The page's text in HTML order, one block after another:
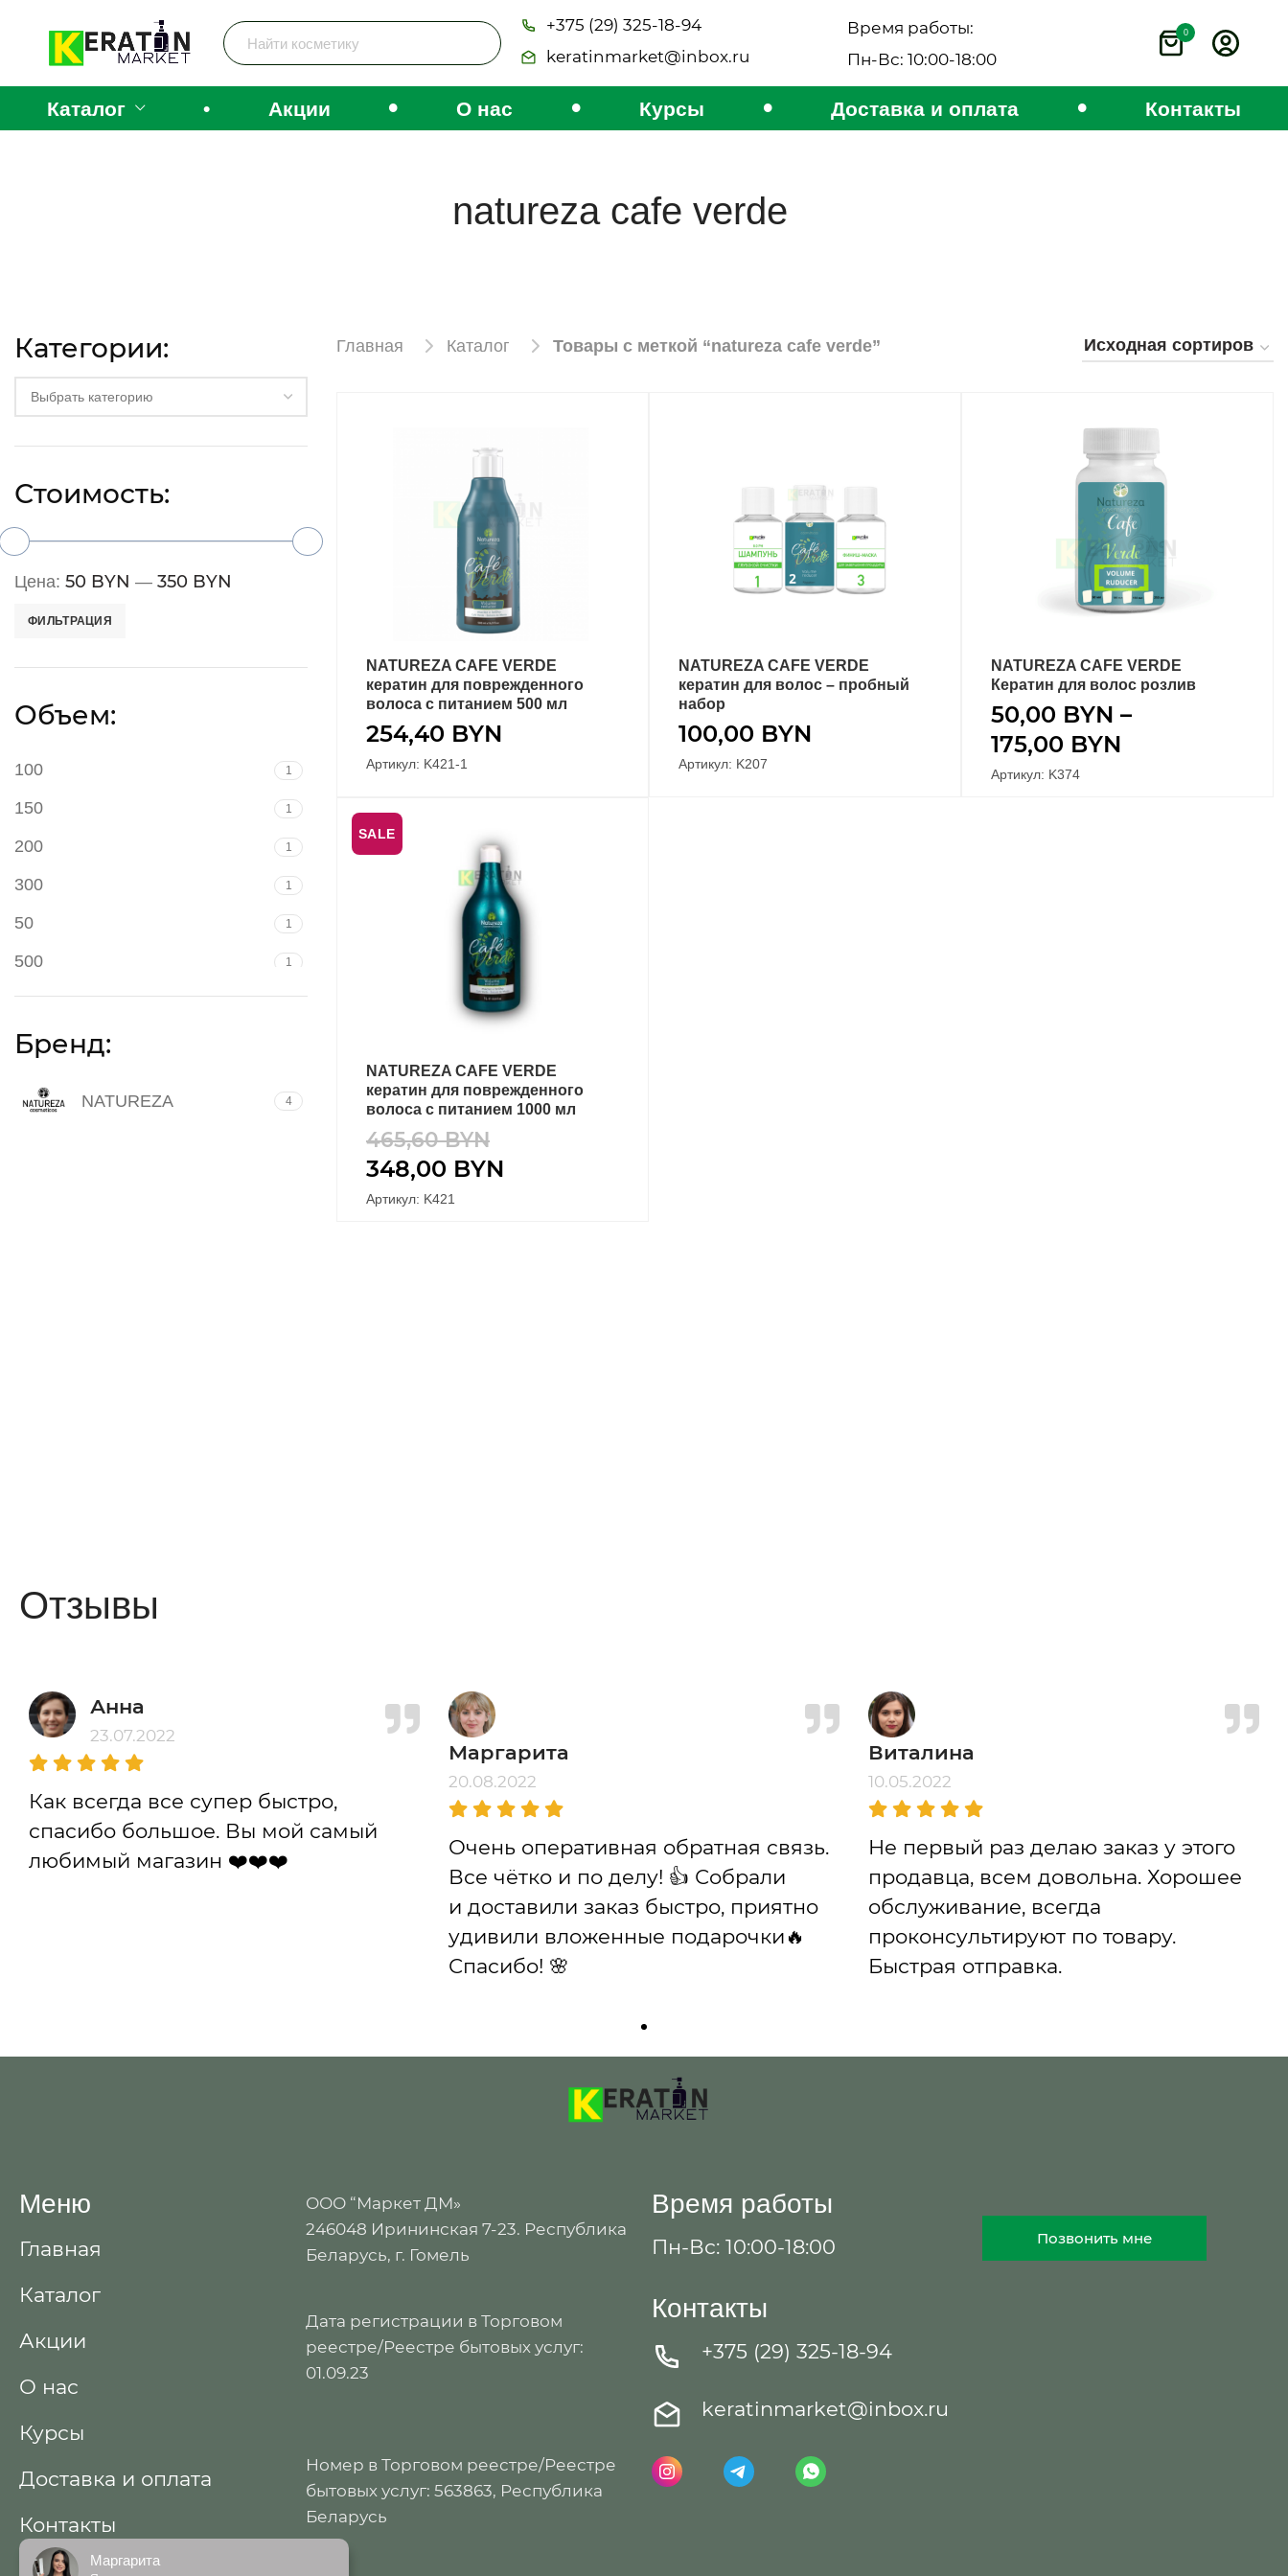
+375 (29) 325-18-94
keratinmarket@inbox.ru
Время работы:
Пн-Вс: 10:00-18:00
0
Каталог • Акции • О нас • Курсы • Доставка и оплата • Контакты
natureza cafe verde
Категории:
Выбрать категорию
Стоимость:
ФИЛЬТРАЦИЯ
Цена: 50 BYN — 350 BYN
Объем:
100 1
150 1
200 1
300 1
50 1
500 1
Бренд:
NATUREZA 4
Главная Каталог Товары с меткой “natureza cafe verde”
В КОРЗИНУ
NATUREZA CAFE VERDE
кератин для поврежденного
волоса с питанием 500 мл
254,40 BYN
Артикул: K421-1
В КОРЗИНУ
NATUREZA CAFE VERDE
кератин для волос – пробный
набор
100,00 BYN
Артикул: K207
ВЫБЕРИТЕ ПАРАМЕТРЫ
NATUREZA CAFE VERDE
Кератин для волос розлив
50,00 BYN –
175,00 BYN
Артикул: K374
SALE
В КОРЗИНУ
NATUREZA CAFE VERDE
кератин для поврежденного
волоса с питанием 1000 мл
465,60BYN
348,00 BYN
Артикул: K421
Отзывы
Анна
23.07.2022
Как всегда все супер быстро,
спасибо большое. Вы мой самый
любимый магазин ❤️❤️❤️
Маргарита
20.08.2022
Очень оперативная обратная связь.
Все чётко и по делу! 👍 Собрали
и доставили заказ быстро, приятно
удивили вложенные подарочки🔥
Спасибо! 🌸
Виталина
10.05.2022
Не первый раз делаю заказ у этого
продавца, всем довольна. Хорошее
обслуживание, всегда
проконсультируют по товару.
Быстрая отправка.
Меню
Главная
Каталог
Акции
О нас
Курсы
Доставка и оплата
Контакты
Договор публичной
ООО “Маркет ДМ»
246048 Ирининская 7-23. Республика
Беларусь, г. Гомель
Дата регистрации в Торговом
реестре/Реестре бытовых услуг:
01.09.23
Номер в Торговом реестре/Реестре
бытовых услуг: 563863, Республика
Беларусь
Время работы
Пн-Вс: 10:00-18:00
Контакты
+375 (29) 325-18-94
keratinmarket@inbox.ru
Позвонить мне
Маргарита